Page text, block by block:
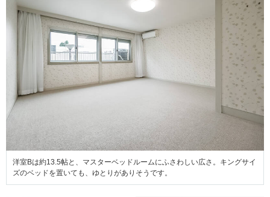
洋室Bは約13.5帖と、マスターベッドルームにふさわしい広さ。キングサイ
ズのベッドを置いても、ゆとりがありそうです。